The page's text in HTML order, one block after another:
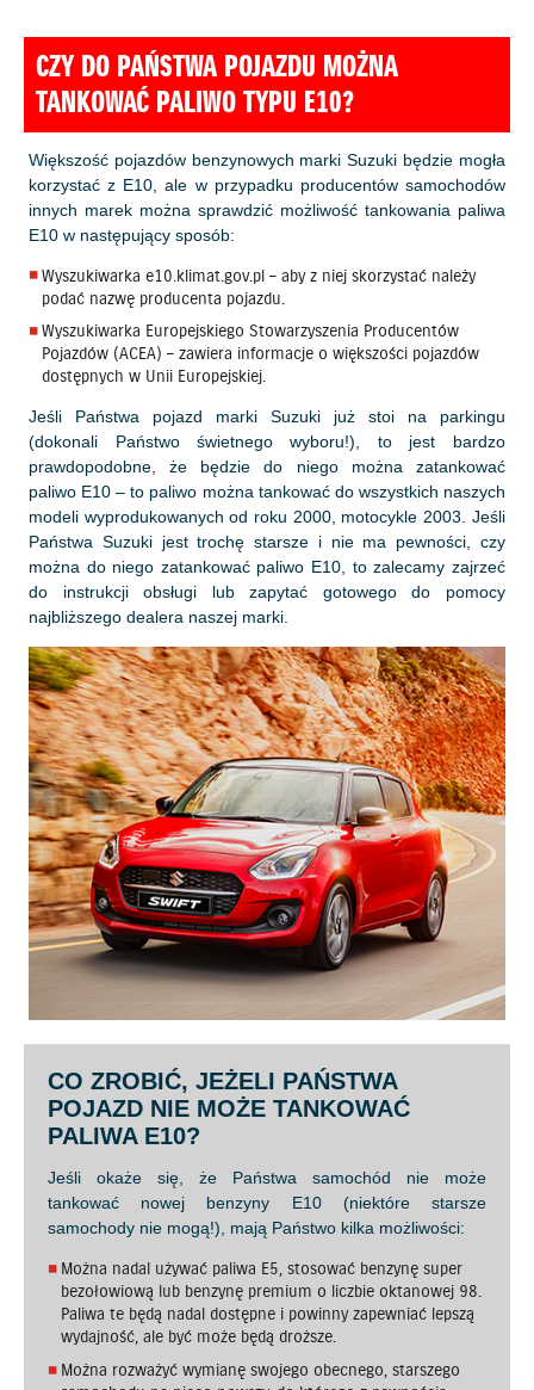
CZY DO PAŃSTWA POJAZDU MOŻNA
TANKOWAĆ PALIWO TYPU E10?
Większość pojazdów benzynowych marki Suzuki będzie mogła
korzystać z E10, ale w przypadku producentów samochodów
innych marek można sprawdzić możliwość tankowania paliwa
E10 w następujący sposób:
Wyszukiwarka e10.klimat.gov.pl – aby z niej skorzystać należy
podać nazwę producenta pojazdu.
Wyszukiwarka Europejskiego Stowarzyszenia Producentów
Pojazdów (ACEA) – zawiera informacje o większości pojazdów
dostępnych w Unii Europejskiej.
Jeśli Państwa pojazd marki Suzuki już stoi na parkingu
(dokonali Państwo świetnego wyboru!), to jest bardzo
prawdopodobne, że będzie do niego można zatankować
paliwo E10 – to paliwo można tankować do wszystkich naszych
modeli wyprodukowanych od roku 2000, motocykle 2003. Jeśli
Państwa Suzuki jest trochę starsze i nie ma pewności, czy
można do niego zatankować paliwo E10, to zalecamy zajrzeć
do instrukcji obsługi lub zapytać gotowego do pomocy
najbliższego dealera naszej marki.
CO ZROBIĆ, JEŻELI PAŃSTWA
POJAZD NIE MOŻE TANKOWAĆ
PALIWA E10?
Jeśli okaże się, że Państwa samochód nie może
tankować nowej benzyny E10 (niektóre starsze
samochody nie mogą!), mają Państwo kilka możliwości:
Można nadal używać paliwa E5, stosować benzynę super
bezołowiową lub benzynę premium o liczbie oktanowej 98.
Paliwa te będą nadal dostępne i powinny zapewniać lepszą
wydajność, ale być może będą droższe.
Można rozważyć wymianę swojego obecnego, starszego